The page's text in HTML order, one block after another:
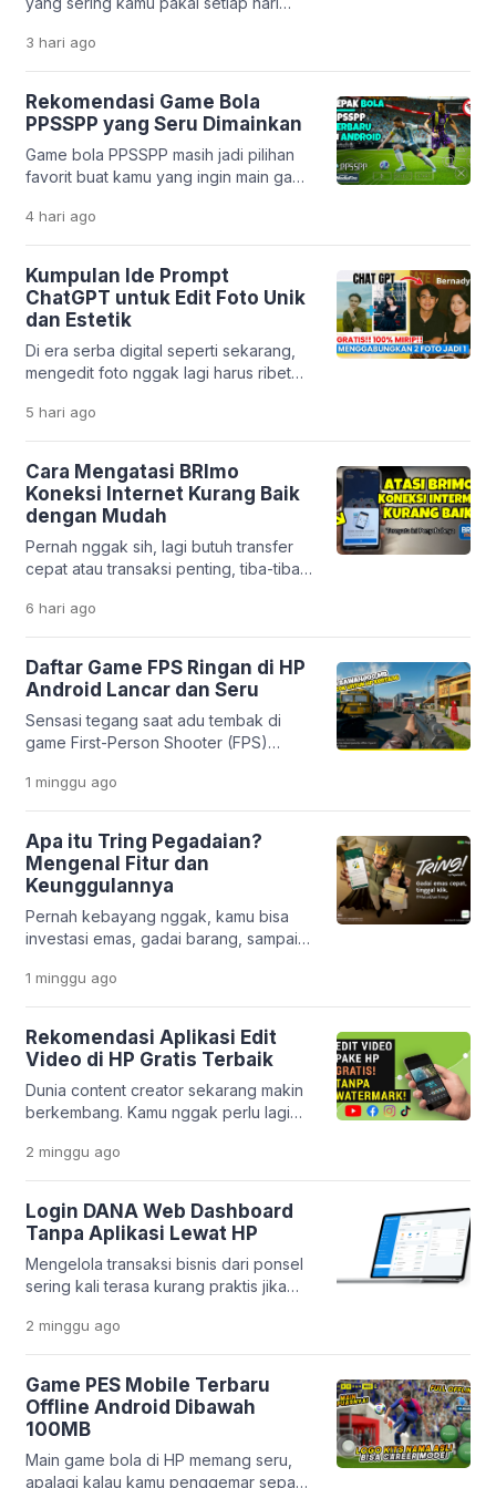
korban bisa terjebak bunga tinggi,
Indonesia? Mulai dari pesan ojek,
belanja online, sampai belajar,
semuanya bisa dilakukan lewat karya
anak bangsa. Perkembangan teknologi
digital di Indonesia memang sangat
pesat. Banyak startup lokal yang
berhasil menciptakan solusi praktis
mempermudah hidup, aplikasi […]
3 hari ago
Rekomendasi Game Bola
PPSSPP yang Seru Dimainkan
Game bola PPSSPP masih jadi pilihan
favorit buat kamu yang ingin main game
perangkat mahal. Emulator PPSSPP
memungkinkan kamu menjalankan
game PSP dengan lancar, bahkan di
HP dengan spesifikasi menengah ke
bawah. Menariknya, beberapa game
masih mendapatkan update dari
komunitas. Mulai dari transfer pemain
terbaru sampai patch liga […]
4 hari ago
Kumpulan Ide Prompt
ChatGPT untuk Edit Foto Unik
dan Estetik
Di era serba digital seperti sekarang,
mengedit foto nggak lagi harus ribet
kemajuan teknologi kecerdasan buatan
seperti ChatGPT, kamu cukup
mengetikkan perintah teks untuk
mengubah tampilan foto jadi lebih
estetik dan unik. Mulai dari efek
sinematik ala film, tampilan 3D yang
modern, sampai gaya anime yang lucu,
semuanya bisa […]
5 hari ago
Cara Mengatasi BRImo
Koneksi Internet Kurang Baik
dengan Mudah
Pernah nggak sih, lagi butuh transfer
cepat atau transaksi penting, tiba-tiba
kurang baik” di aplikasi BRImo?
Rasanya pasti bikin panik, apalagi kalau
situasinya mendesak. Masalah ini
memang cukup sering dialami oleh
nasabah Bank BRI. Tapi tenang,
penyebabnya nggak selalu karena
server gangguan. Justru, dalam banyak
pengaturan di […]
6 hari ago
Daftar Game FPS Ringan di HP
Android Lancar dan Seru
Sensasi tegang saat adu tembak di
game First-Person Shooter (FPS)
di rumah atau lagi santai di luar, genre
ini nggak pernah gagal memacu
adrenalin. Masalahnya, nggak semua
orang punya HP flagship dengan
storage besar. Banyak pengguna
Android masih pakai HP entry-level
yang sering ngelag kalau dipakai main
game berat. Belum […]
1 minggu ago
Apa itu Tring Pegadaian?
Mengenal Fitur dan
Keunggulannya
Pernah kebayang nggak, kamu bisa
investasi emas, gadai barang, sampai
satu aplikasi di HP? Di era digital
seperti sekarang, semua itu bukan lagi
hal yang sulit. Melalui inovasi
terbarunya, PT Pegadaian
menghadirkan aplikasi yang makin
lengkap dan praktis. Layanan
Pegadaian Digital kini berevolusi jadi
terintegrasi. […]
1 minggu ago
Rekomendasi Aplikasi Edit
Video di HP Gratis Terbaik
Dunia content creator sekarang makin
berkembang. Kamu nggak perlu lagi
keren. Cukup pakai HP, kamu sudah
bisa menghasilkan konten yang
menarik dan profesional. Platform
seperti TikTok, Instagram Reels, dan
YouTube Shorts bikin kebutuhan
editing video makin tinggi. Tapi
masalahnya, banyak orang bingung
gratis, mudah dipakai, […]
2 minggu ago
Login DANA Web Dashboard
Tanpa Aplikasi Lewat HP
Mengelola transaksi bisnis dari ponsel
sering kali terasa kurang praktis jika
sekaligus. Apalagi jika memori HP
sudah mulai penuh atau kamu ingin
bekerja lebih cepat tanpa berpindah-
pindah aplikasi. Kabar baiknya, DANA
menyediakan layanan Dashboard Web
yang bisa diakses langsung melalui
browser. Platform ini memudahkan
2 minggu ago
Game PES Mobile Terbaru
Offline Android Dibawah
100MB
Main game bola di HP memang seru,
apalagi kalau kamu penggemar sepak